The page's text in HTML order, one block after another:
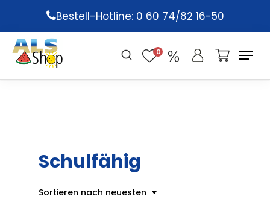
main
content
Bestell-Hotline: 0 60 74/82 16-50
0
Schulfähig
Sortieren nach neuesten